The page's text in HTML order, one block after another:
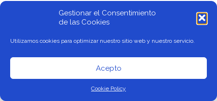
Gestionar el Consentimiento
de las Cookies
Utilizamos cookies para optimizar nuestro sitio web y nuestro servicio.
Acepto
Cookie Policy
privacidad| ePeople Consulting 2024 | Sitio desarrollado por